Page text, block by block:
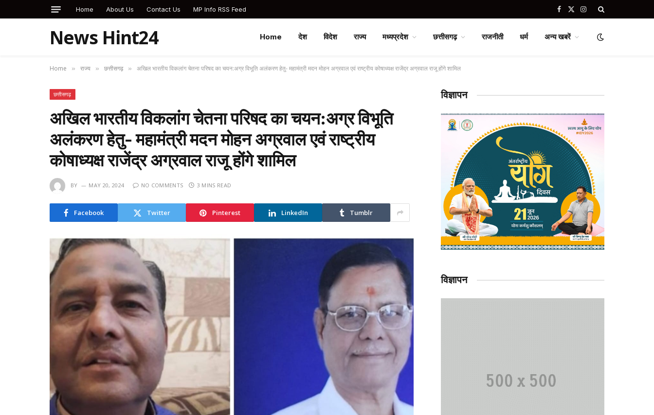
Home About Us Contact Us MP Info RSS Feed Facebook
X
Instagram
News Hint24 Home देश विदेश राज्य मध्यप्रदेश छत्तीसगढ़ राजनीती धर्म अन्य खबरें
Home » राज्य » छत्तीसगढ़ » अखिल भारतीय विकलांग चेतना परिषद का चयन:अग्र विभूति अलंकरण हेतु- महामंत्री मदन मोहन अग्रवाल एवं राष्ट्रीय कोषाध्यक्ष राजेंद्र अग्रवाल राजू होंगे शामिल
छत्तीसगढ़
अखिल भारतीय विकलांग चेतना परिषद का चयन:अग्र विभूति
अलंकरण हेतु- महामंत्री मदन मोहन अग्रवाल एवं राष्ट्रीय
कोषाध्यक्ष राजेंद्र अग्रवाल राजू होंगे शामिल
BY MAY 20, 2024 NO COMMENTS 3 MINS READ
Facebook Twitter Pinterest LinkedIn Tumblr
विज्ञापन
विज्ञापन